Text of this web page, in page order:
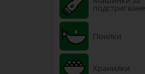
подстригване
Поилки
Хранилки